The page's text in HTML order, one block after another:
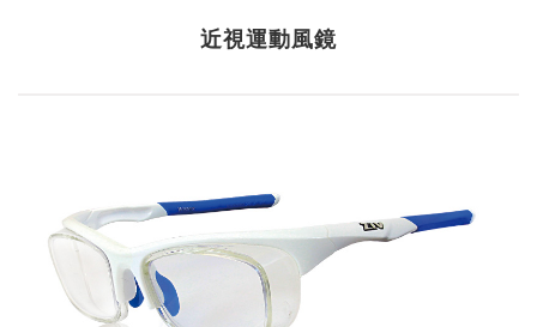
近視運動風鏡